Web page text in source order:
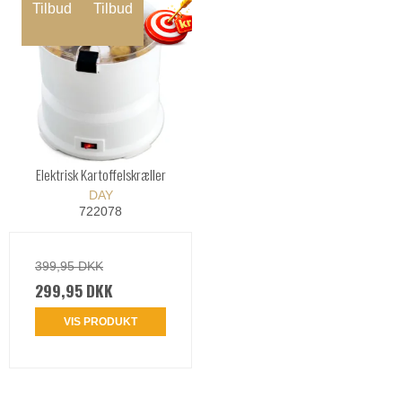
Tilbud Tilbud
Elektrisk Kartoffelskræller
DAY
722078
399,95 DKK
299,95 DKK
VIS PRODUKT